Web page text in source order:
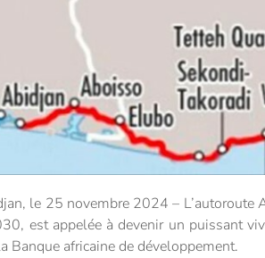
le 25 novembre 2024 – L’autoroute
est appelée à devenir un puissant
Banque africaine de développement.